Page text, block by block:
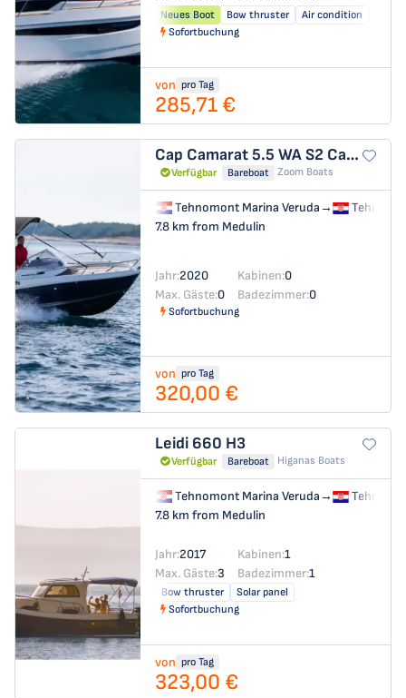
Neues Boot Bow thruster Air condition
Sofortbuchung
von pro Tag
285,71 €
Cap Camarat 5.5 WA S2 Cap Camarat 5.5 WA
Verfügbar Bareboat Zoom Boats
Tehnomont Marina Veruda→
7.8 km from Medulin
Jahr:2020 Kabinen:0
Max. Gäste:0 Badezimmer:0
Sofortbuchung
von pro Tag
320,00 €
Leidi 660 H3
Verfügbar Bareboat Higanas Boats
Tehnomont Marina Veruda→
7.8 km from Medulin
Jahr:2017 Kabinen:1
Max. Gäste:3 Badezimmer:1
Bow thruster
Solar panel
Sofortbuchung
von pro Tag
323,00 €